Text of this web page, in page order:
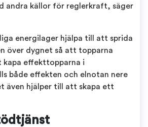
andra källor för reglerkraft, säger
energilager hjälpa till att sprida
över dygnet så att topparna
kapa effekttopparna i
både effekten och elnotan nere
även hjälper till att skapa ett